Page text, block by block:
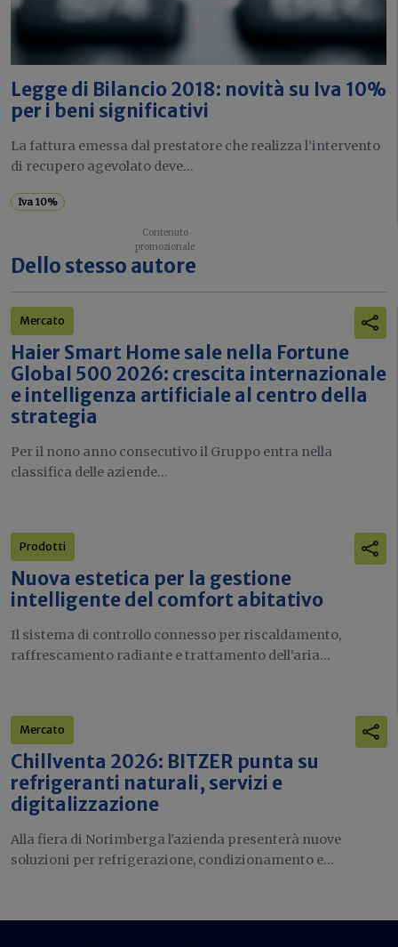
Legge di Bilancio 2018: novità su Iva 10%
per i beni significativi
La fattura emessa dal prestatore che realizza l’intervento
di recupero agevolato deve...
Iva 10%
Dello stesso autore
Mercato
Haier Smart Home sale nella Fortune
Global 500 2026: crescita internazionale
e intelligenza artificiale al centro della
strategia
Per il nono anno consecutivo il Gruppo entra nella
classifica delle aziende...
Prodotti
Nuova estetica per la gestione
intelligente del comfort abitativo
Il sistema di controllo connesso per riscaldamento,
raffrescamento radiante e trattamento dell’aria...
Mercato
Chillventa 2026: BITZER punta su
refrigeranti naturali, servizi e
digitalizzazione
Alla fiera di Norimberga l'azienda presenterà nuove
soluzioni per refrigerazione, condizionamento e...